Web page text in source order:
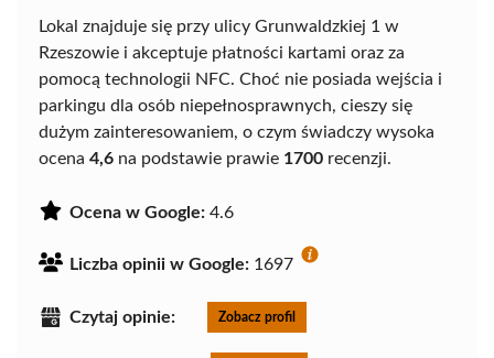
Lokal znajduje się przy ulicy Grunwaldzkiej 1 w
Rzeszowie i akceptuje płatności kartami oraz za
pomocą technologii NFC. Choć nie posiada wejścia i
parkingu dla osób niepełnosprawnych, cieszy się
dużym zainteresowaniem, o czym świadczy wysoka
ocena 4,6 na podstawie prawie 1700 recenzji.
Ocena w Google: 4.6
Liczba opinii w Google: 1697
Czytaj opinie: Zobacz profil